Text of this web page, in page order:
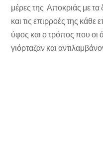
μέρες της Αποκριάς με τα
και τις επιρροές της κάθε
ύφος και ο τρόπος που οι
γιόρταζαν και